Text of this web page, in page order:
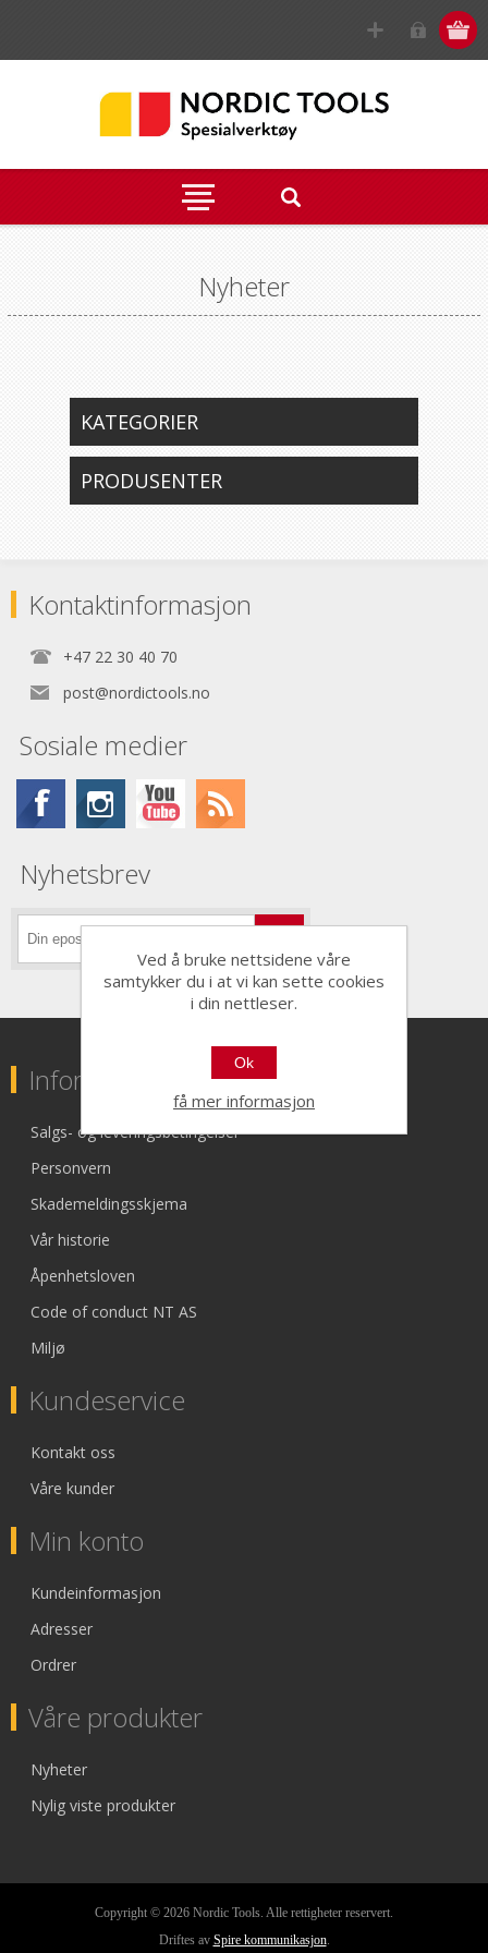
Nyheter
KATEGORIER
PRODUSENTER
Kontaktinformasjon
+47 22 30 40 70
post@nordictools.no
Sosiale medier
Nyhetsbrev
Informasjon
Salgs- og leveringsbetingelser
Personvern
Skademeldingsskjema
Vår historie
Åpenhetsloven
Code of conduct NT AS
Miljø
Kundeservice
Kontakt oss
Våre kunder
Min konto
Kundeinformasjon
Adresser
Ordrer
Våre produkter
Nyheter
Nylig viste produkter
Copyright © 2026 Nordic Tools. Alle rettigheter reservert.
Driftes av Spire kommunikasjon.
Ved å bruke nettsidene våre
samtykker du i at vi kan sette cookies
i din nettleser.
Ok
få mer informasjon